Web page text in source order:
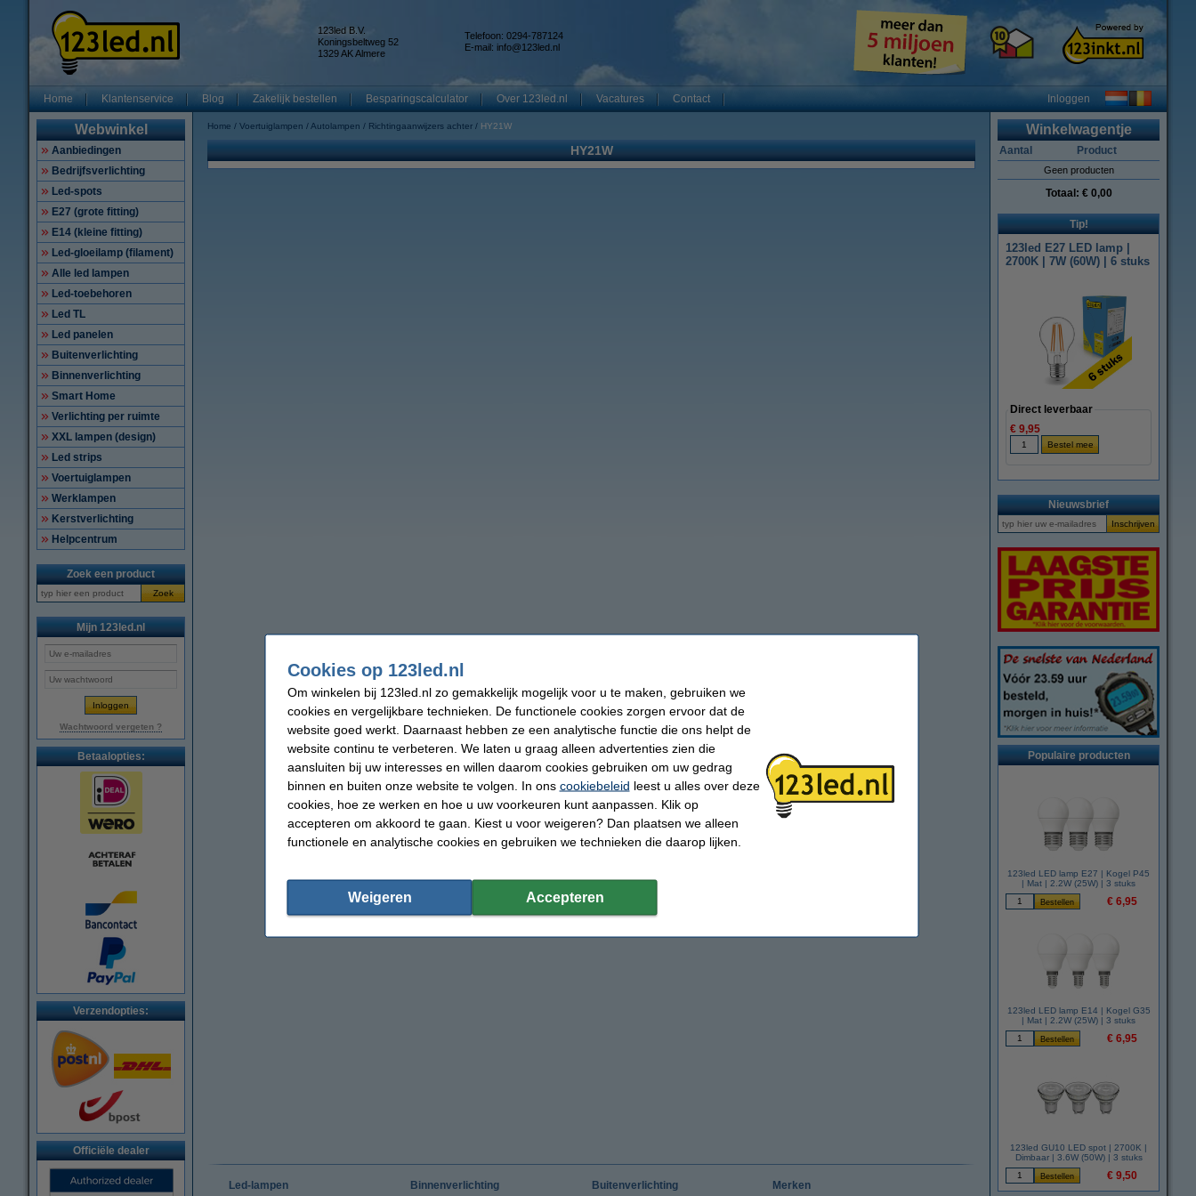
123led B.V.
Koningsbeltweg 52
1329 AK Almere
Telefoon: 0294-787124
E-mail: info@123led.nl
Home Klantenservice Blog Zakelijk bestellen Besparingscalculator Over 123led.nl Vacatures Contact Inloggen
Webwinkel
Aanbiedingen
Bedrijfsverlichting
Led-spots
E27 (grote fitting)
E14 (kleine fitting)
Led-gloeilamp (filament)
Alle led lampen
Led-toebehoren
Led TL
Led panelen
Buitenverlichting
Binnenverlichting
Smart Home
Verlichting per ruimte
XXL lampen (design)
Led strips
Voertuiglampen
Werklampen
Kerstverlichting
Helpcentrum
Zoek een product
Zoek
Mijn 123led.nl
Wachtwoord vergeten ?
Betaalopties:
Verzendopties:
Officiële dealer
Home Voertuiglampen Autolampen Richtingaanwijzers achter HY21W
HY21W
Winkelwagentje
Aantal Product
Geen producten
Totaal: € 0,00
Tip!
123led E27 LED lamp |
2700K | 7W (60W) | 6 stuks
Direct leverbaar
€ 9,95
Nieuwsbrief
Populaire producten
123led LED lamp E27 | Kogel P45
| Mat | 2.2W (25W) | 3 stuks
€ 6,95
123led LED lamp E14 | Kogel G35
| Mat | 2.2W (25W) | 3 stuks
€ 6,95
123led GU10 LED spot | 2700K |
Dimbaar | 3.6W (50W) | 3 stuks
€ 9,50
Led-lampen Binnenverlichting Buitenverlichting Merken
Cookies op 123led.nl
Om winkelen bij 123led.nl zo gemakkelijk mogelijk voor u te maken, gebruiken we
cookies en vergelijkbare technieken. De functionele cookies zorgen ervoor dat de
website goed werkt. Daarnaast hebben ze een analytische functie die ons helpt de
website continu te verbeteren. We laten u graag alleen advertenties zien die
aansluiten bij uw interesses en willen daarom cookies gebruiken om uw gedrag
binnen en buiten onze website te volgen. In ons cookiebeleid leest u alles over deze
cookies, hoe ze werken en hoe u uw voorkeuren kunt aanpassen. Klik op
accepteren om akkoord te gaan. Kiest u voor weigeren? Dan plaatsen we alleen
functionele en analytische cookies en gebruiken we technieken die daarop lijken.
Weigeren Accepteren